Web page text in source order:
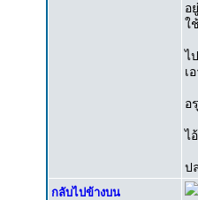
อ
ใ
ไ
เ
อ
ไ
ป
กลับไปข้างบน